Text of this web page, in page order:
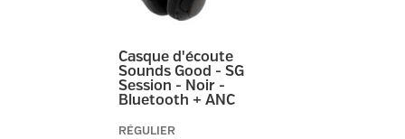
Casque d'écoute
Sounds Good - SG
Session - Noir -
Bluetooth + ANC
RÉGULIER